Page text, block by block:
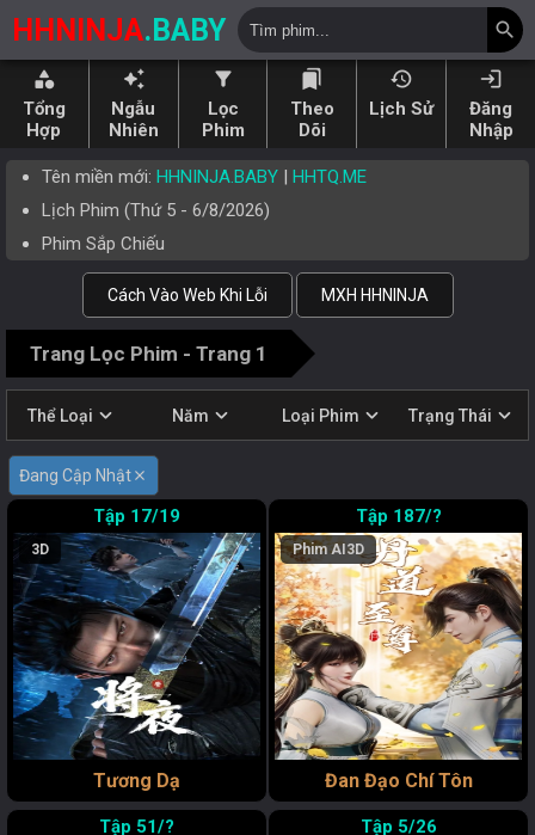
HHNINJA.BABY search
category
Tổng
Hợp
auto_awesome
Ngẫu
Nhiên
filter_alt
Lọc
Phim
bookmarks
Theo
Dõi
history
Lịch Sử
login
Đăng
Nhập
Tên miền mới: HHNINJA.BABY | HHTQ.ME
Lịch Phim (Thứ 5 - 6/8/2026)
Phim Sắp Chiếu
Cách Vào Web Khi Lỗi MXH HHNINJA
Trang Lọc Phim - Trang 1
Thể Loại expand_more Năm expand_more Loại Phim expand_more Trạng Thái expand_more
Đang Cập Nhật close
17/19
3D
Tương Dạ
187/?
Phim AI 3D
Đan Đạo Chí Tôn
51/? 5/26